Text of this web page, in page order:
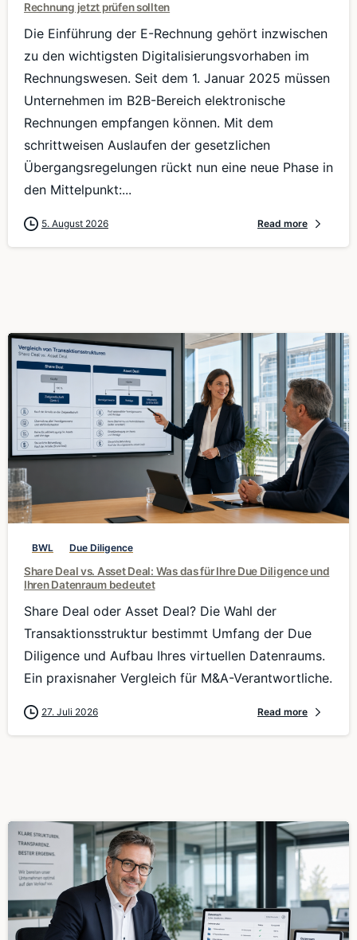
Rechnung jetzt prüfen sollten
Die Einführung der E-Rechnung gehört inzwischen
zu den wichtigsten Digitalisierungsvorhaben im
Rechnungswesen. Seit dem 1. Januar 2025 müssen
Unternehmen im B2B-Bereich elektronische
Rechnungen empfangen können. Mit dem
schrittweisen Auslaufen der gesetzlichen
Übergangsregelungen rückt nun eine neue Phase in
den Mittelpunkt:...
5. August 2026 Read more
BWL Due Diligence
Share Deal vs. Asset Deal: Was das für Ihre Due Diligence und
Ihren Datenraum bedeutet
Share Deal oder Asset Deal? Die Wahl der
Transaktionsstruktur bestimmt Umfang der Due
Diligence und Aufbau Ihres virtuellen Datenraums.
Ein praxisnaher Vergleich für M&A-Verantwortliche.
27. Juli 2026 Read more